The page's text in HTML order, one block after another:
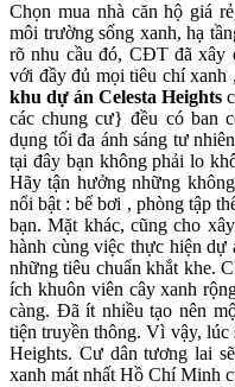
Chọn mua nhà căn hộ giá
môi trường sống xanh, hạ
rõ nhu cầu đó, CĐT đã xây
với đầy đủ mọi tiêu chí
khu dự án Celesta Heights
các chung cư} đều có ban
dụng tối đa ánh sáng tư
tại đây bạn không phải lo
Hãy tận hưởng những
nổi bật : bể bơi , phòng tập
bạn. Mặt khác, cũng cho
hành cùng việc thực hiện
những tiêu chuẩn khắt khe.
ích khuôn viên cây xanh
càng. Đã ít nhiều tạo nên
tiện truyền thông. Vì vậy, lúc
Heights. Cư dân tương lai
xanh mát nhất Hồ Chí Minh